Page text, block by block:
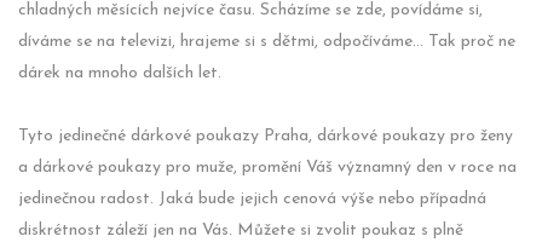
chladných měsících nejvíce času. Scházíme se zde, povídáme si,
díváme se na televizi, hrajeme si s dětmi, odpočíváme... Tak proč ne
dárek na mnoho dalších let.
Tyto jedinečné dárkové poukazy Praha, dárkové poukazy pro ženy
a dárkové poukazy pro muže, promění Váš významný den v roce na
jedinečnou radost. Jaká bude jejich cenová výše nebo případná
diskrétnost záleží jen na Vás. Můžete si zvolit poukaz s plně